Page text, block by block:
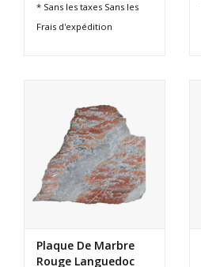
* Sans les taxes Sans les
Frais d'expédition
Plaque De Marbre
Rouge Languedoc